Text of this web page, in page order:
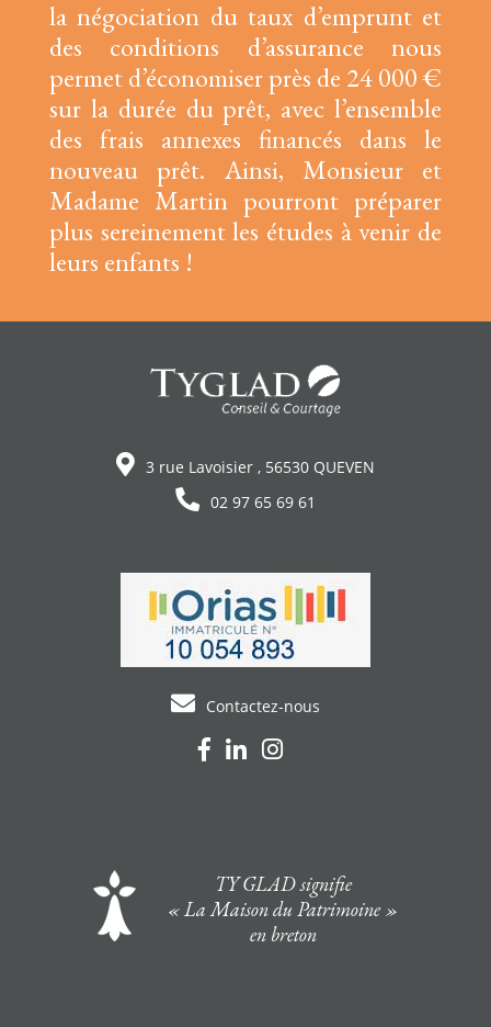
la négociation du taux d’emprunt et
des conditions d’assurance nous
permet d’économiser près de 24 000 €
sur la durée du prêt, avec l’ensemble
des frais annexes financés dans le
nouveau prêt. Ainsi, Monsieur et
Madame Martin pourront préparer
plus sereinement les études à venir de
leurs enfants !
3 rue Lavoisier , 56530 QUEVEN
02 97 65 69 61
Contactez-nous
TY GLAD signifie
« La Maison du Patrimoine »
en breton